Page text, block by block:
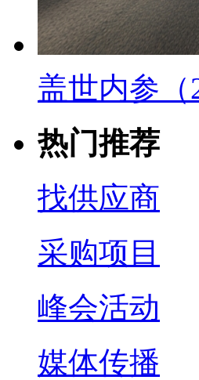
盖世内参（
热门推荐
找供应商
采购项目
峰会活动
媒体传播